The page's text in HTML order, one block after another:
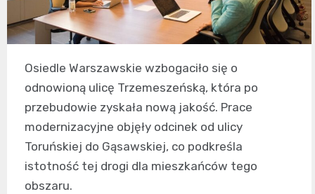
Osiedle Warszawskie wzbogaciło się o
odnowioną ulicę Trzemeszeńską, która po
przebudowie zyskała nową jakość. Prace
modernizacyjne objęły odcinek od ulicy
Toruńskiej do Gąsawskiej, co podkreśla
istotność tej drogi dla mieszkańców tego
obszaru.